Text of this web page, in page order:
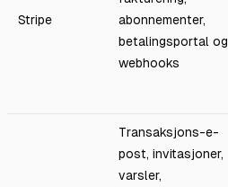
Stripe
abonnementer,
betalingsportal og
webhooks
Transaksjons-e-
post, invitasjoner,
varsler,